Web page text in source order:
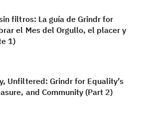
filtros: La guía de Grindr for
el Mes del Orgullo, el placer y
1)
Unfiltered: Grindr for Equality’s
and Community (Part 2)